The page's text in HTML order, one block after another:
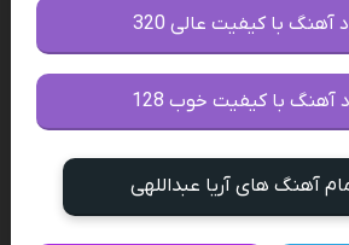
آهنگ با کیفیت عالی 320
آهنگ با کیفیت خوب 128
آهنگ های آریا عبداللهی